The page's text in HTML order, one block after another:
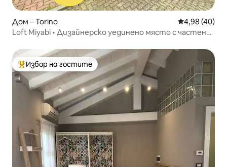
Дом – Torino Средна
4,98 (40)
Loft Miyabi • Дизайнерско уединено място с частен
Най-популярен избор на гостите
Избор на гостите